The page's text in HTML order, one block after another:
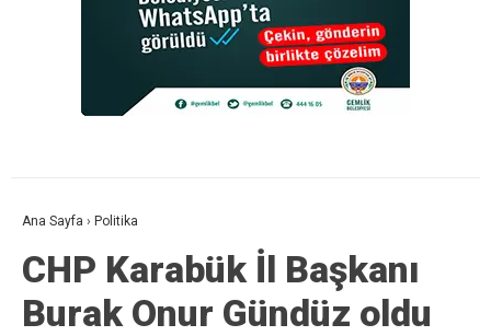
Ana Sayfa › Politika
CHP Karabük İl Başkanı
Burak Onur Gündüz oldu